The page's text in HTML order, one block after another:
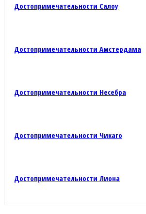
Достопримечательности Салоу
Достопримечательности Амстердама
Достопримечательности Несебра
Достопримечательности Чикаго
Достопримечательности Лиона